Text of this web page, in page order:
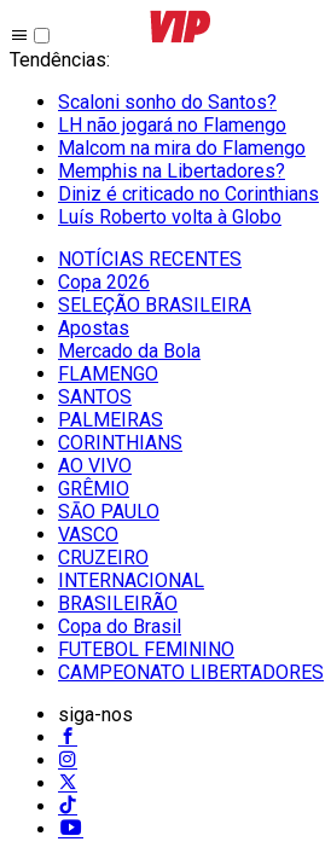
Tendências:
Scaloni sonho do Santos?
LH não jogará no Flamengo
Malcom na mira do Flamengo
Memphis na Libertadores?
Diniz é criticado no Corinthians
Luís Roberto volta à Globo
NOTÍCIAS RECENTES
Copa 2026
SELEÇÃO BRASILEIRA
Apostas
Mercado da Bola
FLAMENGO
SANTOS
PALMEIRAS
CORINTHIANS
AO VIVO
GRÊMIO
SĀO PAULO
VASCO
CRUZEIRO
INTERNACIONAL
BRASILEIRÃO
Copa do Brasil
FUTEBOL FEMININO
CAMPEONATO LIBERTADORES
siga-nos